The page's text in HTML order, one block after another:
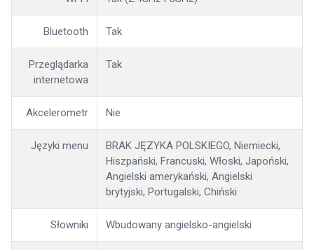
Bluetooth Tak
Przeglądarka
internetowa
Tak
Akcelerometr Nie
Języki menu
BRAK JĘZYKA POLSKIEGO, Niemiecki,
Hiszpański, Francuski, Włoski, Japoński,
Angielski amerykański, Angielski
brytyjski, Portugalski, Chiński
Słowniki Wbudowany angielsko-angielski